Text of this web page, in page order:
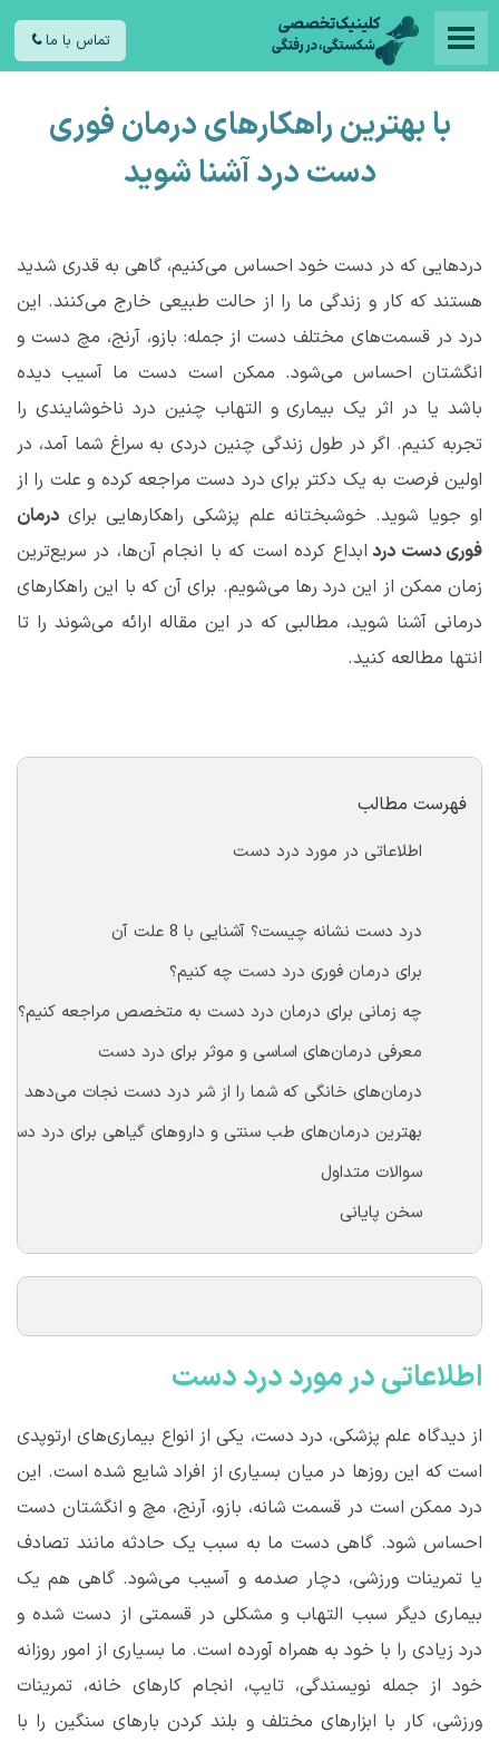
تماس با ما
با بهترین راهکارهای درمان فوری
دست درد آشنا شوید
دردهایی که در دست خود احساس میکنیم، گاهی به قدری شدید
هستند که کار و زندگی ما را از حالت طبیعی خارج می‌کنند. این
درد در قسمتهای مختلف دست از جمله: بازو، آرنج، مچ دست و
انگشتان احساس میشود. ممکن است دست ما آسیب دیده
باشد یا در اثر یک بیماری و التهاب چنین درد ناخوشایندی را
تجربه کنیم. اگر در طول زندگی چنین دردی به سراغ شما آمد، در
اولین فرصت به یک دکتر برای درد دست مراجعه کرده و علت را از
او جویا شوید. خوشبختانه علم پزشکی راهکارهایی برای درمان
فوری دست درد ابداع کرده است که با انجام آنها، در سریعترین
زمان ممکن از این درد رها میشویم. برای آن که با این راهکارهای
درمانی آشنا شوید، مطالبی که در این مقاله ارائه میشوند را تا
انتها مطالعه کنید.
فهرست مطالب
اطلاعاتی در مورد درد دست
از دیدگاه علم پزشکی، درد دست، یکی از انواع بیماریهای ارتوپدی
است که این روزها در میان بسیاری از افراد شایع شده است. این
درد ممکن است در قسمت شانه، بازو، آرنج، مچ و انگشتان دست
احساس شود. گاهی دست ما به سبب یک حادثه مانند تصادف
یا تمرینات ورزشی، دچار صدمه و آسیب می‌شود. گاهی هم یک
بیماری دیگر سبب التهاب و مشکلی در قسمتی از دست شده و
درد زیادی را با خود به همراه آورده است. ما بسیاری از امور روزانه
خود از جمله نویسندگی، تایپ، انجام کارهای خانه، تمرینات
ورزشی، کار با ابزارهای مختلف و بلند کردن بارهای سنگین را با